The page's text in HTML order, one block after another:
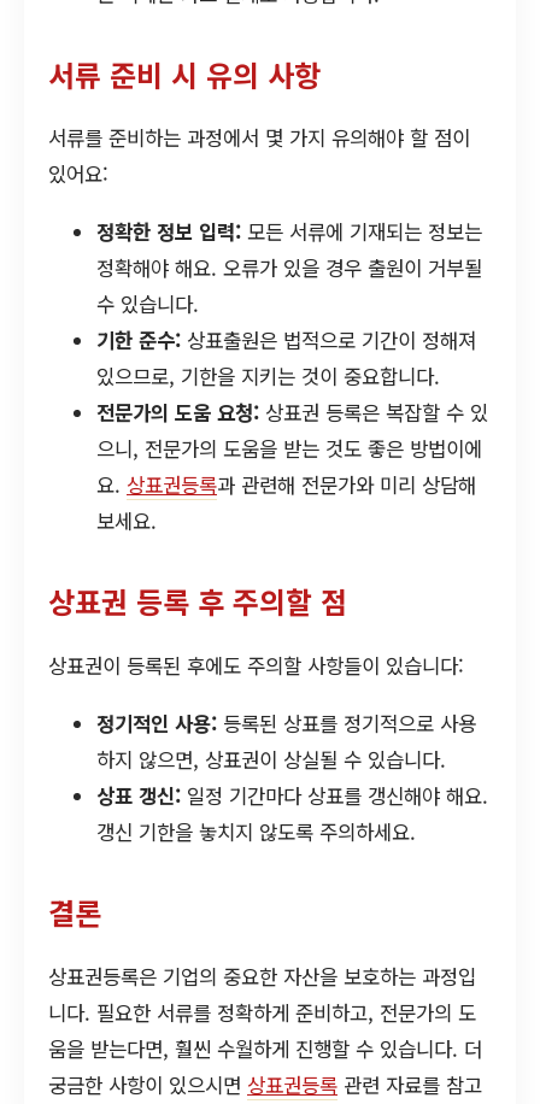
서류 준비 시 유의 사항
서류를 준비하는 과정에서 몇 가지 유의해야 할 점이
있어요:
정확한 정보 입력: 모든 서류에 기재되는 정보는
정확해야 해요. 오류가 있을 경우 출원이 거부될
수 있습니다.
기한 준수: 상표출원은 법적으로 기간이 정해져
있으므로, 기한을 지키는 것이 중요합니다.
전문가의 도움 요청: 상표권 등록은 복잡할 수 있
으니, 전문가의 도움을 받는 것도 좋은 방법이에
요. 상표권등록과 관련해 전문가와 미리 상담해
보세요.
상표권 등록 후 주의할 점
상표권이 등록된 후에도 주의할 사항들이 있습니다:
정기적인 사용: 등록된 상표를 정기적으로 사용
하지 않으면, 상표권이 상실될 수 있습니다.
상표 갱신: 일정 기간마다 상표를 갱신해야 해요.
갱신 기한을 놓치지 않도록 주의하세요.
결론
상표권등록은 기업의 중요한 자산을 보호하는 과정입
니다. 필요한 서류를 정확하게 준비하고, 전문가의 도
움을 받는다면, 훨씬 수월하게 진행할 수 있습니다. 더
궁금한 사항이 있으시면 상표권등록 관련 자료를 참고